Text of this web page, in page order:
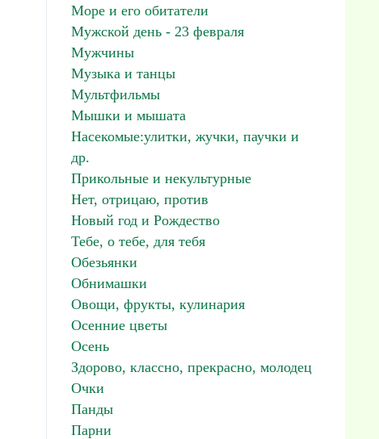
Море и его обитатели
Мужской день - 23 февраля
Мужчины
Музыка и танцы
Мультфильмы
Мышки и мышата
Насекомые:улитки, жучки, паучки и
др.
Прикольные и некультурные
Нет, отрицаю, против
Новый год и Рождество
Тебе, о тебе, для тебя
Обезьянки
Обнимашки
Овощи, фрукты, кулинария
Осенние цветы
Осень
Здорово, классно, прекрасно, молодец
Очки
Панды
Парни